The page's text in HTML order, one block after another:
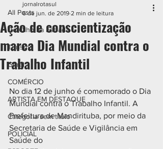
All Posts
De Olho na Estrada
Turismo
Geral
COMÉRCIO
ARTISTA EM DESTAQUE
Categoria sem título
POLICIAL
Ação de conscientização
marca Dia Mundial contra o
Trabalho Infantil
jornalrotasul
6 de jun. de 2019 2 min de leitura
No dia 12 de junho é comemorado o Dia
Mundial contra o Trabalho Infantil. A
Prefeitura de Mandirituba, por meio da
Secretaria de Saúde e Vigilância em
Saúde do